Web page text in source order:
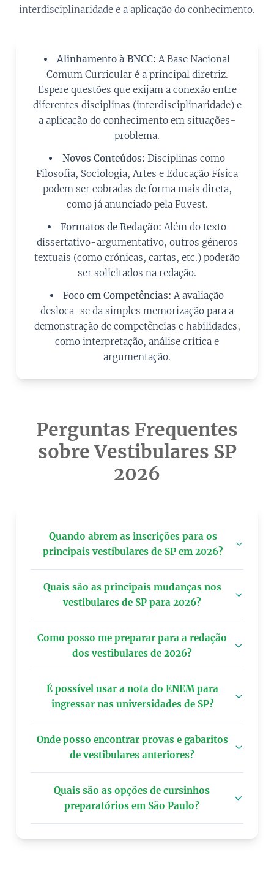
interdisciplinaridade e a aplicação do conhecimento.
Alinhamento à BNCC: A Base Nacional
Comum Curricular é a principal diretriz.
Espere questões que exijam a conexão entre
diferentes disciplinas (interdisciplinaridade) e
a aplicação do conhecimento em situações-
problema.
Novos Conteúdos: Disciplinas como
Filosofia, Sociologia, Artes e Educação Física
podem ser cobradas de forma mais direta,
como já anunciado pela Fuvest.
Formatos de Redação: Além do texto
dissertativo-argumentativo, outros géneros
textuais (como crónicas, cartas, etc.) poderão
ser solicitados na redação.
Foco em Competências: A avaliação
desloca-se da simples memorização para a
demonstração de competências e habilidades,
como interpretação, análise crítica e
argumentação.
Perguntas Frequentes
sobre Vestibulares SP
2026
Quando abrem as inscrições para os
principais vestibulares de SP em 2026?
Quais são as principais mudanças nos
vestibulares de SP para 2026?
Como posso me preparar para a redação
dos vestibulares de 2026?
É possível usar a nota do ENEM para
ingressar nas universidades de SP?
Onde posso encontrar provas e gabaritos
de vestibulares anteriores?
Quais são as opções de cursinhos
preparatórios em São Paulo?